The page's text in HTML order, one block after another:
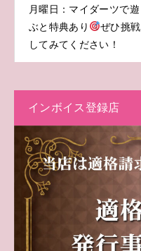
月曜日：マイダーツで遊
ぶと特典あり
ぜひ挑戦
してみてください！
インボイス登録店